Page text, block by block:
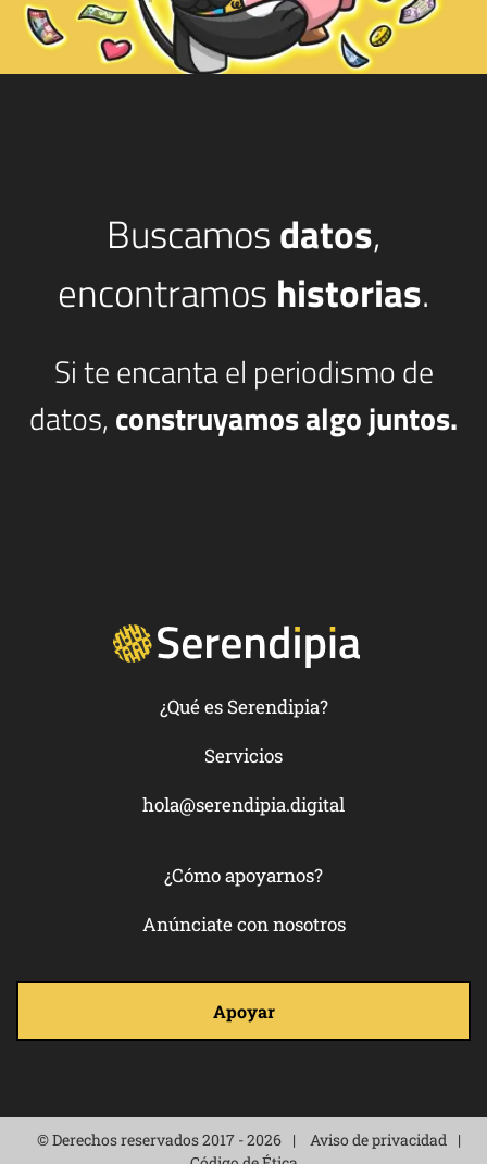
Buscamosdatos,
encontramos historias.
Si te encanta el periodismo de
datos, construyamos algo juntos.
¿Qué es Serendipia?
Servicios
hola@serendipia.digital
¿Cómo apoyarnos?
Anúnciate con nosotros
Apoyar
© Derechos reservados 2017 - 2026
Aviso de privacidad